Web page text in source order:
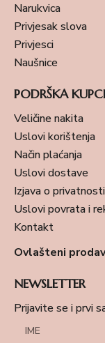
Narukvica
Privjesak slova
Privjesci
Naušnice
PODRŠKA
Veličine nakita
Uslovi korištenja
Način plaćanja
Uslovi dostave
Izjava o privatnosti
Uslovi povrata i
Kontakt
Ovlašteni
NEWSLETTER
Prijavite se i prvi